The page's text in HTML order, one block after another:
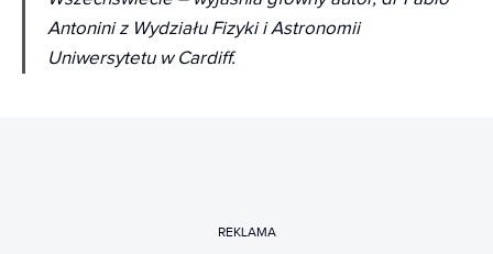
Antonini z Wydziału Fizyki i Astronomii
Uniwersytetu w Cardiff.
REKLAMA